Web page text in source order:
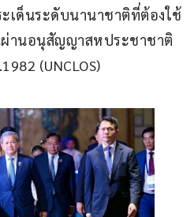
เด็นระดับนานาชาติที่ต้องใช้
านอนุสัญญาสหประชาชาติ
(UNCLOS)